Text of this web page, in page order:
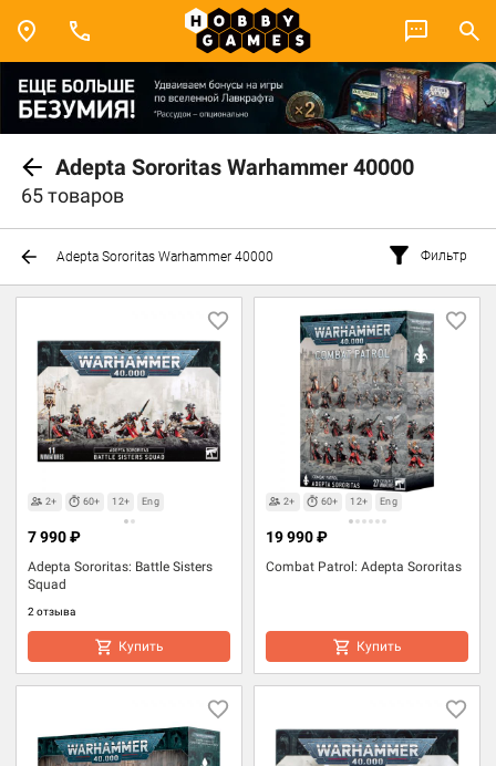
Adepta Sororitas Warhammer 40000
65 товаров
Adepta Sororitas Warhammer 40000 Фильтр
2+ 60+ 12+ Eng
Adepta Sororitas: Battle Sisters
Squad
2 отзыва
7 990 ₽
Купить
2+ 60+ 12+ Eng
Combat Patrol: Adepta Sororitas
19 990 ₽
Купить